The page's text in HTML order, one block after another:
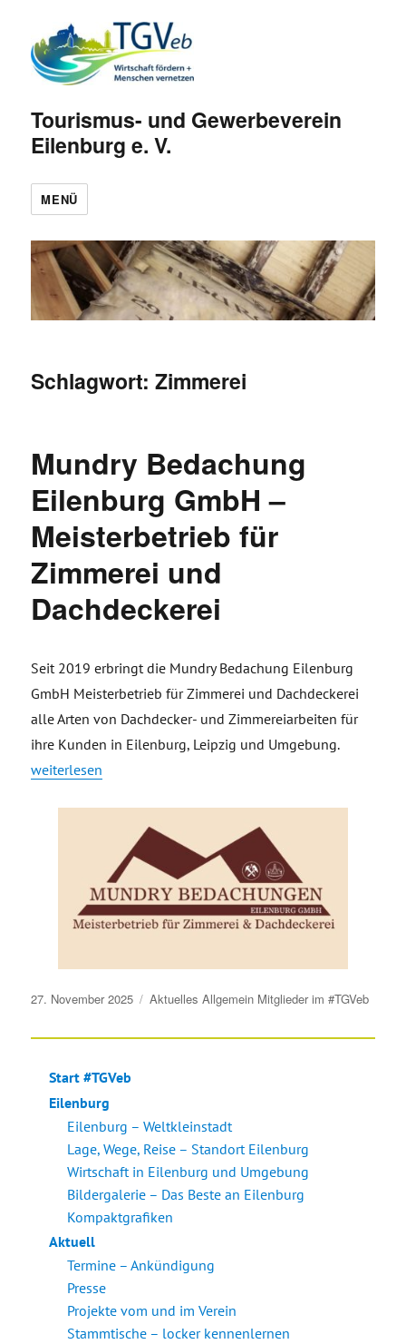
Tourismus- und Gewerbeverein
Eilenburg e. V.
MENÜ
Schlagwort:Zimmerei
Mundry Bedachung
Eilenburg GmbH –
Meisterbetrieb für
Zimmerei und
Dachdeckerei
Seit 2019 erbringt die Mundry Bedachung Eilenburg
GmbH Meisterbetrieb für Zimmerei und Dachdeckerei
alle Arten von Dachdecker- und Zimmereiarbeiten für
ihre Kunden in Eilenburg, Leipzig und Umgebung.
„Mundry Bedachung Eilenburg GmbH – Meisterbetrieb für
weiterlesen
Veröffentlicht
27. November 2025 Aktuelles Allgemein Mitglieder im #TGVeb
Start #TGVeb
Eilenburg
Eilenburg – Weltkleinstadt
Lage, Wege, Reise – Standort Eilenburg
Wirtschaft in Eilenburg und Umgebung
Bildergalerie – Das Beste an Eilenburg
Kompaktgrafiken
Aktuell
Termine – Ankündigung
Presse
Projekte vom und im Verein
Stammtische – locker kennenlernen